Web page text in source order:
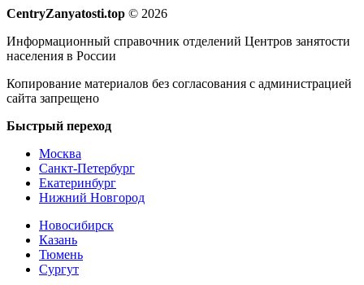
CentryZanyatosti.top © 2026
Информационный справочник отделений Центров занятости
населения в России
Копирование материалов без согласования с администрацией
сайта запрещено
Быстрый переход
Москва
Санкт-Петербург
Екатеринбург
Нижний Новгород
Новосибирск
Казань
Тюмень
Сургут